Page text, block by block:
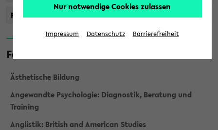
Promotionsstudiengänge
Fächer
Ästhetische Bildung
Angewandte Psychologie: Diagnostik, Beratung und
Training
Anglistik: British and American Studies
Nur notwendige Cookies zulassen
Impressum Datenschutz Barrierefreiheit